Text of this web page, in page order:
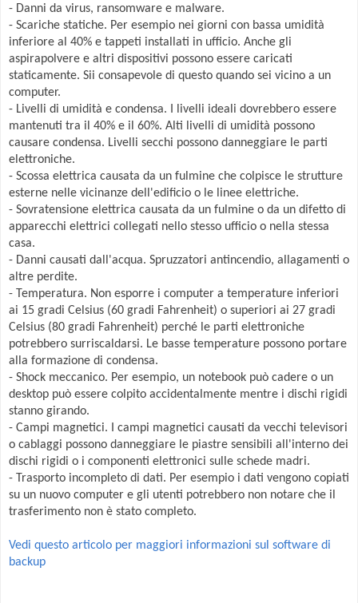
- Danni da virus, ransomware e malware.
- Scariche statiche. Per esempio nei giorni con bassa umidità
inferiore al 40% e tappeti installati in ufficio. Anche gli
aspirapolvere e altri dispositivi possono essere caricati
staticamente. Sii consapevole di questo quando sei vicino a un
computer.
- Livelli di umidità e condensa. I livelli ideali dovrebbero essere
mantenuti tra il 40% e il 60%. Alti livelli di umidità possono
causare condensa. Livelli secchi possono danneggiare le parti
elettroniche.
- Scossa elettrica causata da un fulmine che colpisce le strutture
esterne nelle vicinanze dell'edificio o le linee elettriche.
- Sovratensione elettrica causata da un fulmine o da un difetto di
apparecchi elettrici collegati nello stesso ufficio o nella stessa
casa.
- Danni causati dall'acqua. Spruzzatori antincendio, allagamenti o
altre perdite.
- Temperatura. Non esporre i computer a temperature inferiori
ai 15 gradi Celsius (60 gradi Fahrenheit) o superiori ai 27 gradi
Celsius (80 gradi Fahrenheit) perché le parti elettroniche
potrebbero surriscaldarsi. Le basse temperature possono portare
alla formazione di condensa.
- Shock meccanico. Per esempio, un notebook può cadere o un
desktop può essere colpito accidentalmente mentre i dischi rigidi
stanno girando.
- Campi magnetici. I campi magnetici causati da vecchi televisori
o cablaggi possono danneggiare le piastre sensibili all'interno dei
dischi rigidi o i componenti elettronici sulle schede madri.
- Trasporto incompleto di dati. Per esempio i dati vengono copiati
su un nuovo computer e gli utenti potrebbero non notare che il
trasferimento non è stato completo.
Vedi questo articolo per maggiori informazioni sul software di
backup